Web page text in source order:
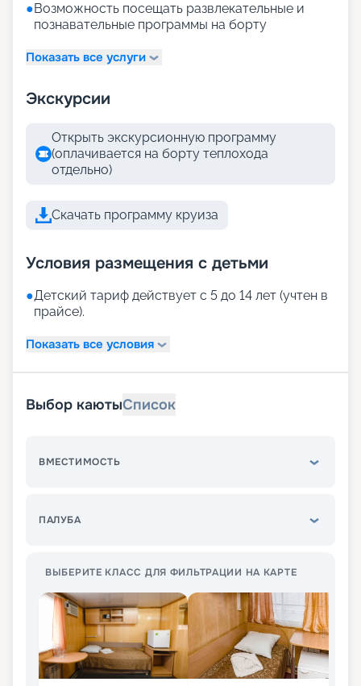
●Возможность посещать развлекательные и
познавательные программы на борту
Показать все услуги
Экскурсии
Открыть экскурсионную программу
(оплачивается на борту теплохода
отдельно)
Скачать программу круиза
Условия размещения с детьми
●Детский тариф действует с 5 до 14 лет (учтен в
прайсе).
Показать все условия
Выбор каютыСписок
ВМЕСТИМОСТЬ
ПАЛУБА
ВЫБЕРИТЕ КЛАСС ДЛЯ ФИЛЬТРАЦИИ НА КАРТЕ